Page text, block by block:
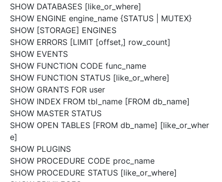
SHOW DATABASES [like_or_where]
SHOW ENGINE engine_name {STATUS | MUTEX}
SHOW [STORAGE] ENGINES
SHOW ERRORS [LIMIT [offset,] row_count]
SHOW EVENTS
SHOW FUNCTION CODE func_name
SHOW FUNCTION STATUS [like_or_where]
SHOW GRANTS FOR user
SHOW INDEX FROM tbl_name [FROM db_name]
SHOW MASTER STATUS
SHOW OPEN TABLES [FROM db_name] [like_or_wher
e]
SHOW PLUGINS
SHOW PROCEDURE CODE proc_name
SHOW PROCEDURE STATUS [like_or_where]